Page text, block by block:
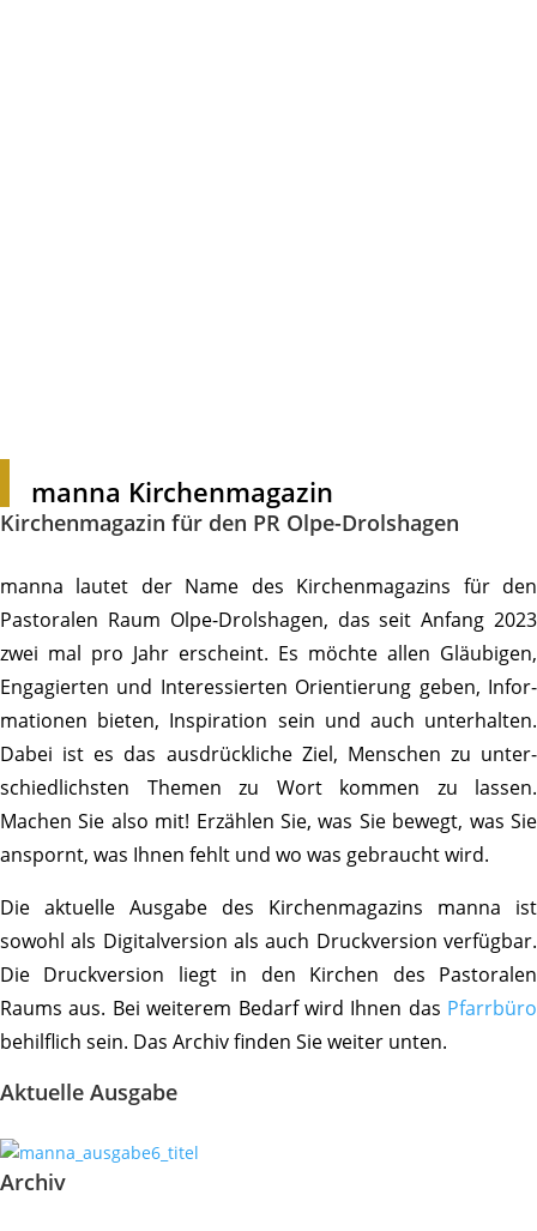
manna Kirchen­ma­gazin
Kirchen­ma­gazin für den PR Olpe-Drolshagen
manna lautet der Name des Kirchen­ma­ga­zins für den
Pasto­ralen Raum Olpe-Drol­s­hagen, das seit Anfang 2023
zwei mal pro Jahr erscheint. Es möchte allen Gläu­bigen,
Enga­gierten und Inter­es­sierten Orien­tie­rung geben, Infor­
ma­tionen bieten, Inspi­ra­tion sein und auch unter­halten.
Dabei ist es das ausdrück­liche Ziel, Menschen zu unter­
schied­lichsten Themen zu Wort kommen zu lassen.
Machen Sie also mit! Erzählen Sie, was Sie bewegt, was Sie
anspornt, was Ihnen fehlt und wo was gebraucht wird.
Die aktu­elle Ausgabe des Kirchen­ma­ga­zins manna ist
sowohl als Digi­tal­ver­sion als auch Druck­ver­sion verfügbar.
Die Druck­ver­sion liegt in den Kirchen des Pasto­ralen
Raums aus. Bei weiterem Bedarf wird Ihnen das Pfarr­büro
behilf­lich sein. Das Archiv finden Sie weiter unten.
Aktu­elle Ausgabe
Archiv